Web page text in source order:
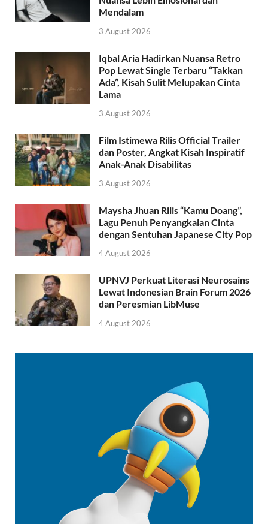
Mendalam
3 August 2026
Iqbal Aria Hadirkan Nuansa Retro
Pop Lewat Single Terbaru “Takkan
Ada”, Kisah Sulit Melupakan Cinta
Lama
3 August 2026
Film Istimewa Rilis Official Trailer
dan Poster, Angkat Kisah Inspiratif
Anak-Anak Disabilitas
3 August 2026
Maysha Jhuan Rilis “Kamu Doang”,
Lagu Penuh Penyangkalan Cinta
dengan Sentuhan Japanese City Pop
4 August 2026
UPNVJ Perkuat Literasi Neurosains
Lewat Indonesian Brain Forum 2026
dan Peresmian LibMuse
4 August 2026